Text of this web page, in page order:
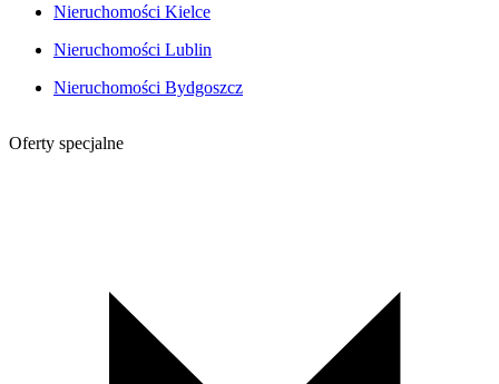
Nieruchomości Kielce
Nieruchomości Lublin
Nieruchomości Bydgoszcz
Oferty specjalne